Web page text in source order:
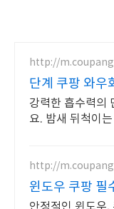
http://
단계 쿠팡 와우
강력한 흡수력의
요. 밤새 뒤척이
http://
윈도우 쿠팡 필
에!